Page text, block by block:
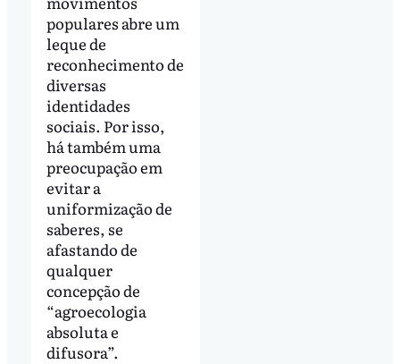
populares abre um
leque de
reconhecimento de
diversas
identidades
sociais. Por isso,
há também uma
preocupação em
evitar a
uniformização de
saberes, se
afastando de
qualquer
concepção de
“agroecologia
absoluta e
difusora”.